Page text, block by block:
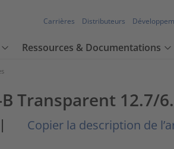
Carrières Distributeurs
Ressources & Documentations
Transparent 12.7/
| Copier la description de